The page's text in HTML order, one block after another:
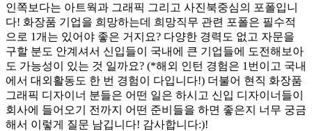
인쪽보다는 아트웍과 그래픽 그리고 사진북중심의 포폴입니
다! 화장품 기업을 희망하는데 희망직무 관련 포폴은 필수적
으로 1개는 있어야 좋은 거지요? 다양한 경력도 없고 자문을
구할 분도 안계셔서 신입들이 국내에 큰 기업들에 도전해보아
도 가능성이 있는 것 일까요? (*해외 인턴 경험은 1번이고 국내
에서 대외활동도 한 번 경험이 다입니다!) 더불어 현직 화장품
그래픽 디자이너 분들은 어떤 일은 하시고 신입 디자이너들이
회사에 들어오기 전까지 어떤 준비들을 하면 좋은지 너무 궁금
해서 이렇게 질문 남깁니다! 감사합니다:)!